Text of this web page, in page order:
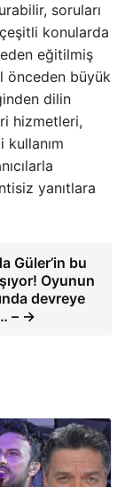
soruları
konularda
eğitilmiş
önceden büyük
dilin
hizmetleri,
yanıtlara
Güler’in bu
Oyunun
devreye
– →